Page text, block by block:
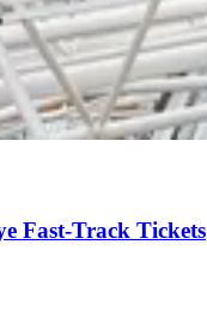
Fast-Track Tickets